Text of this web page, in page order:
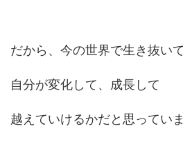
だから、今の世界で生き抜い
自分が変化して、成長して
越えていけるかだと思っていま